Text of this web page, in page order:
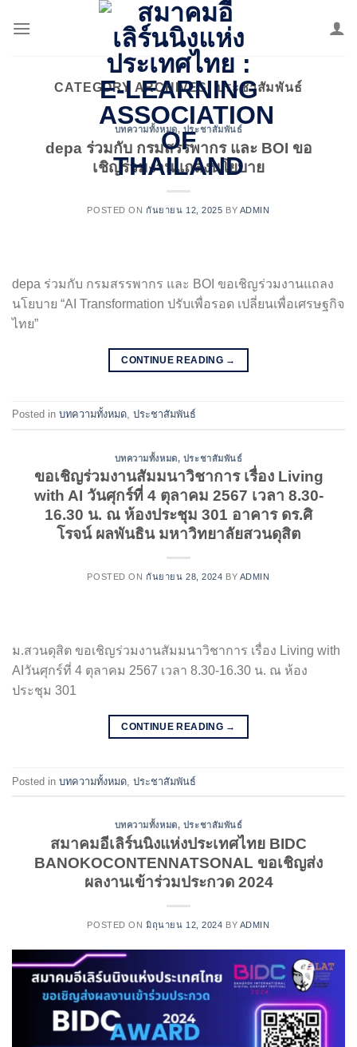
CATEGORY ARCHIVES: ประชาสัมพันธ์
บทความทั้งหมด, ประชาสัมพันธ์
depa ร่วมกับ กรมสรรพากร และ BOI ขอ
เชิญร่วมงานแถลงนโยบาย
POSTED ON กันยายน 12, 2025 BY ADMIN
depa ร่วมกับ กรมสรรพากร และ BOI ขอเชิญร่วมงานแถลง
นโยบาย “AI Transformation ปรับเพื่อรอด เปลี่ยนเพื่อเศรษฐกิจ
ไทย”
CONTINUE READING →
Posted in บทความทั้งหมด ประชาสัมพันธ์
บทความทั้งหมด, ประชาสัมพันธ์
ขอเชิญร่วมงานสัมมนาวิชาการ เรื่อง Living
with AI วันศุกร์ที่ 4 ตุลาคม 2567 เวลา 8.30-
16.30 น. ณ ห้องประชุม 301 อาคาร ดร.ศิ
โรจน์ ผลพันธิน มหาวิทยาลัยสวนดุสิต
POSTED ON กันยายน 28, 2024 BY ADMIN
ม.สวนดุสิต ขอเชิญร่วมงานสัมมนาวิชาการ เรื่อง Living with
AIวันศุกร์ที่ 4 ตุลาคม 2567 เวลา 8.30-16.30 น. ณ ห้อง
ประชุม 301
CONTINUE READING →
Posted in บทความทั้งหมด ประชาสัมพันธ์
บทความทั้งหมด, ประชาสัมพันธ์
สมาคมอีเลิร์นนิงแห่งประเทศไทย BIDC
BANOKOCONTENNATSONAL ขอเชิญส่ง
ผลงานเข้าร่วมประกวด 2024
POSTED ONมิถุนายน 12, 2024 BY ADMIN